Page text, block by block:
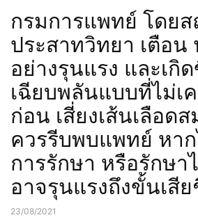
กรมการแพทย์ โดย
ประสาทวิทยา เตือน
อย่างรุนแรง และเกิ
เฉียบพลันแบบที่ไม่เ
ก่อน เสี่ยงเส้นเลือด
ควรรีบพบแพทย์ หา
การรักษา หรือรักษา
อาจรุนแรงถึงขั้นเสี
23/08/2021